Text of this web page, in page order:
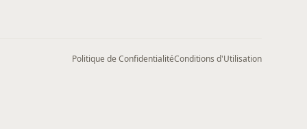
Politique de ConfidentialitéConditions d'Utilisation